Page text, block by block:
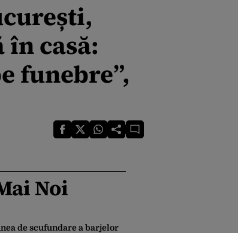
casă:
funebre”,
Noi
de scufundare a barjelor